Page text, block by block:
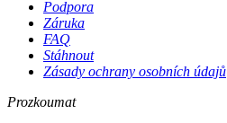
Podpora
Záruka
FAQ
Stáhnout
Zásady ochrany osobních údajů
Prozkoumat